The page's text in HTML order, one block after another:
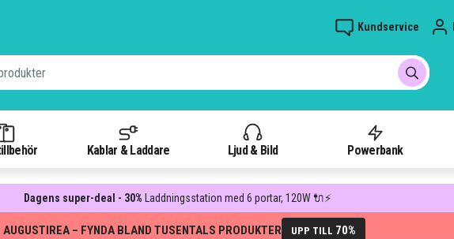
Kundservice
Kablar & Laddare Ljud & Bild Powerbank
Dagens super-deal - 30% Laddningsstation med 6 portar, 120W 🔌⚡
AUGUSTIREA – FYNDA BLAND TUSENTALS PRODUKTER UPP TILL 70%